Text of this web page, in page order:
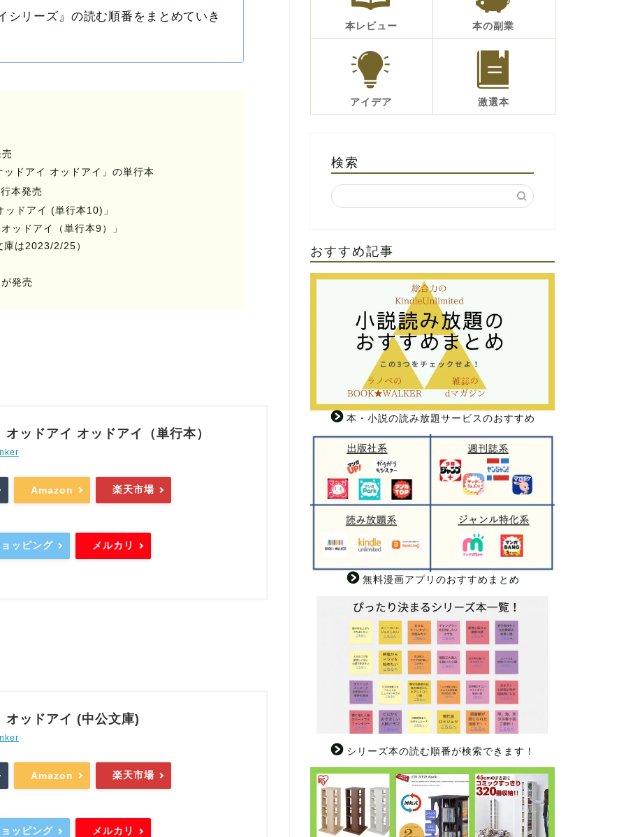
シリーズ』の読む順番をまとめていき
ドアイ オッドアイ」の単行本
本発売
ドアイ (単行本10)」
ドアイ（単行本9）」
は2023/2/25）
発売
ッドアイ オッドアイ（単行本）
Amazon 楽天市場
ッピング メルカリ
ッドアイ (中公文庫)
Amazon 楽天市場
ッピング メルカリ
本レビュー 本の副業
アイデア 激選本
検索
おすすめ記事
本・小説の読み放題サービスのおすすめ
無料漫画アプリのおすすめまとめ
シリーズ本の読む順番が検索できます！